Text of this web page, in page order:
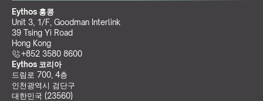
Eythos 홍콩
Unit 3, 1/F, Goodman Interlink
39 Tsing Yi Road
Hong Kong
+852 3580 8600
Eythos 코리아
드림로 700, 4층
인천광역시 검단구
대한민국 (23560)